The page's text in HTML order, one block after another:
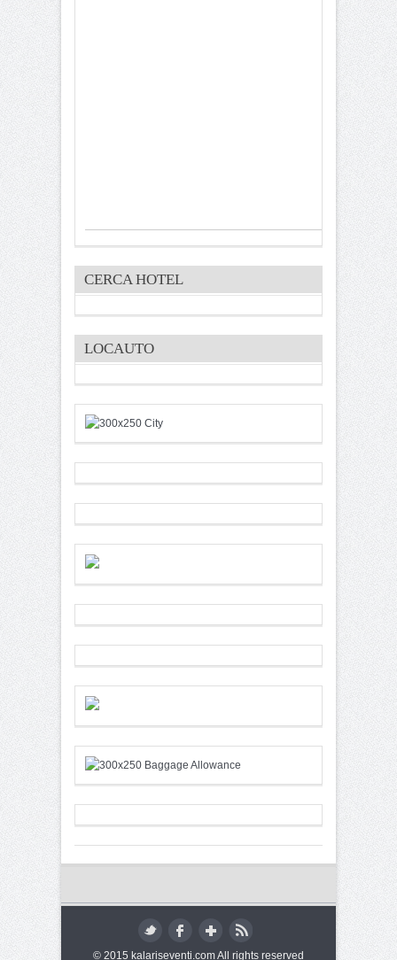
CERCA HOTEL
LOCAUTO
© 2015 kalariseventi.com All rights reserved